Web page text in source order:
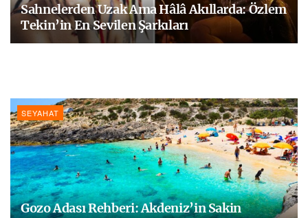
Sahnelerden Uzak Ama Hâlâ Akıllarda: Özlem
Tekin’in En Sevilen Şarkıları
SEYAHAT
Gozo Adası Rehberi: Akdeniz’in Sakin